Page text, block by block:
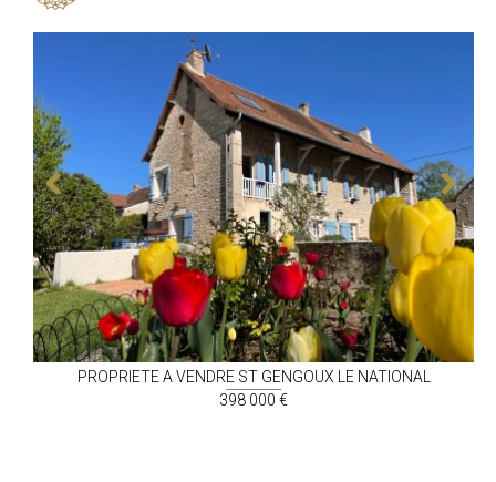
PROPRIETE A VENDRE ST GENGOUX LE NATIONAL
398 000 €